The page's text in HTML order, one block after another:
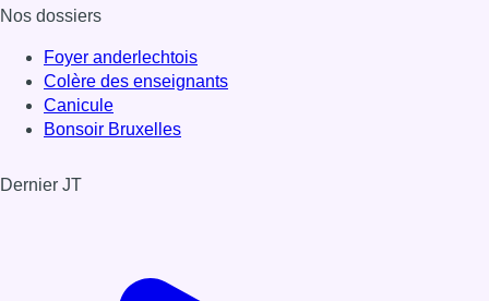
Nos dossiers
Foyer anderlechtois
Colère des enseignants
Canicule
Bonsoir Bruxelles
Dernier JT